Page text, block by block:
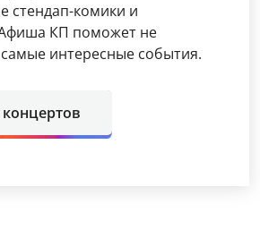
стендап-комики и
КП поможет не
интересные события.